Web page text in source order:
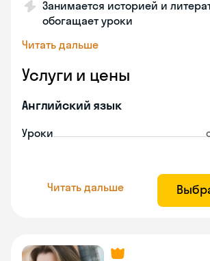
Занимается историей и
обогащает уроки
Читать дальше
Услуги и цены
Английский язык
Уроки
Читать дальше